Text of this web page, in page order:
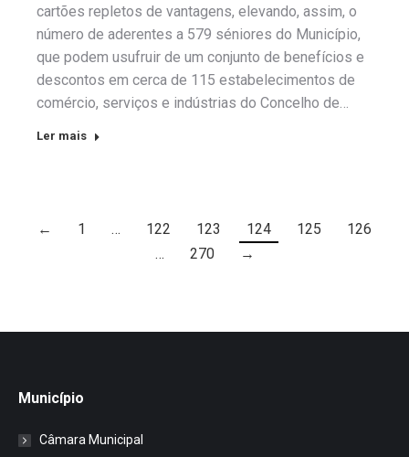
cartões repletos de vantagens, elevando, assim, o
número de aderentes a 579 séniores do Município,
que podem usufruir de um conjunto de benefícios e
descontos em cerca de 115 estabelecimentos de
comércio, serviços e indústrias do Concelho de…
Ler mais
← 1 … 122 123 124 125
126
…
270 →
Município
Câmara Municipal